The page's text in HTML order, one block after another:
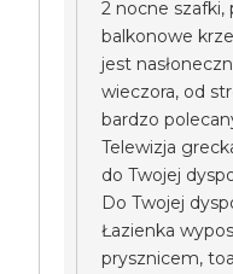
2 nocne szafki,
balkonowe
jest
wieczora, od
bardzo
Telewizja
do Twojej
Do Twojej
Łazienka
prysznicem,